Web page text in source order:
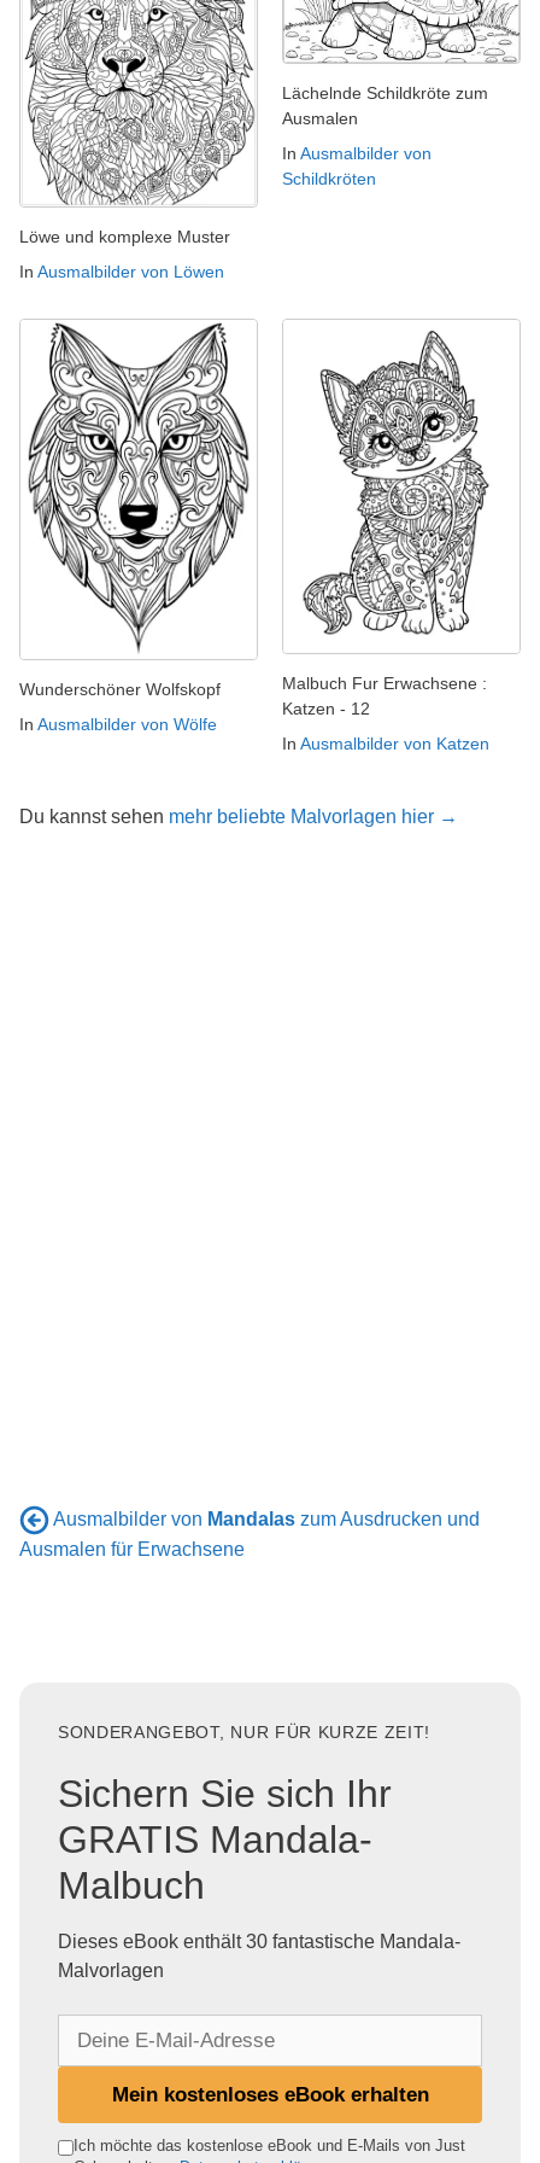
Löwe und komplexe Muster
In Ausmalbilder von Löwen
Lächelnde Schildkröte zum
Ausmalen
In Ausmalbilder von
Schildkröten
Wunderschöner Wolfskopf
In Ausmalbilder von Wölfe
Malbuch Fur Erwachsene :
Katzen - 12
In Ausmalbilder von Katzen
Du kannst sehen mehr beliebte Malvorlagen hier →
Ausmalbilder von Mandalas zum Ausdrucken und
Ausmalen für Erwachsene
SONDERANGEBOT, NUR FÜR KURZE ZEIT!
Sichern Sie sich Ihr
GRATIS Mandala-
Malbuch
Dieses eBook enthält 30 fantastische Mandala-
Malvorlagen
e
Mein kostenloses eBook erhalten
Ich möchte das kostenlose eBook und E-Mails von Just